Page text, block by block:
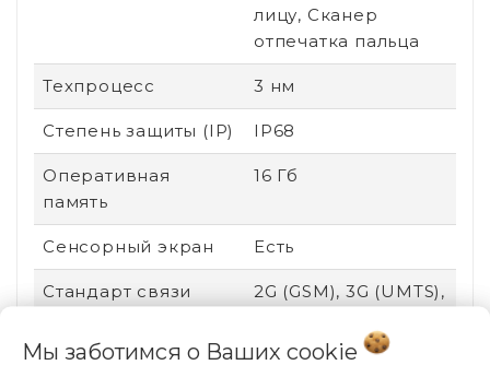
лицу, Сканер
отпечатка пальца
Техпроцесс 3 нм
Степень защиты (IP) IP68
Оперативная
память
16 Гб
Сенсорный экран Есть
Стандарт связи
2G (GSM), 3G (UMTS),
Мы заботимся о Ваших cookie